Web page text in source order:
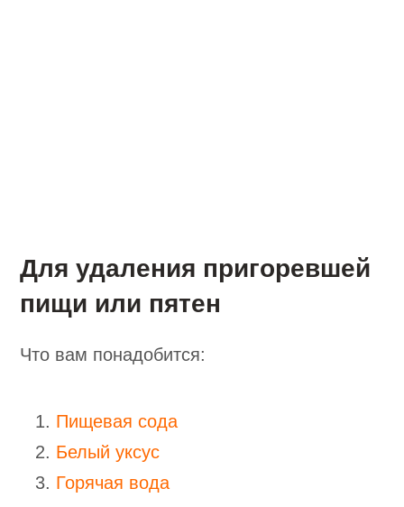
Для удаления пригоревшей
пищи или пятен
Что вам понадобится:
Пищевая сода
Белый уксус
Горячая вода